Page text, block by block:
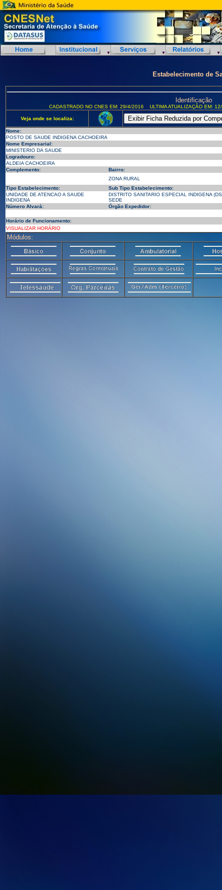
Estabelecimento de
Identificação
CADASTRADO NO CNES EM: 29/4/2016 ULTIMA ATUALIZAÇÃO EM:
Veja onde se localiza:
Nome:
POSTO DE SAUDE INDIGENA CACHOEIRA
Nome Empresarial:
MINISTERIO DA SAUDE
Logradouro:
ALDEIA CACHOEIRA
Complemento:
Bairro:
ZONA RURAL
Tipo Estabelecimento:
Sub Tipo Estabelecimento:
UNIDADE DE ATENCAO A SAUDE
INDIGENA
DISTRITO SANITARIO ESPECIAL INDIGENA
SEDE
Número Alvará:
Órgão Expedidor:
Horário de Funcionamento:
VISUALIZAR HORÁRIO
Módulos: